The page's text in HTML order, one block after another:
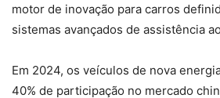
motor de inovação para carros
sistemas avançados de assistência
Em 2024, os veículos de nova
40% de participação no mercado